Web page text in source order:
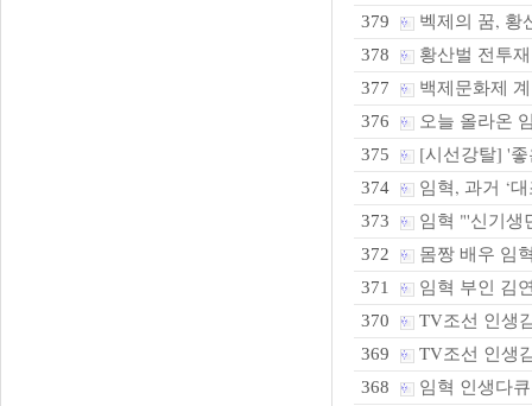
379 벡제의 꿈, 황
378 황산벌 전투
377 백제문화제
376 오늘 올라온
375 [시선강탈] '
374 임혁, 과거 ‘
373 임혁 "'신기생
372 몸짱 배우 임
371 임혁 부인 김
370 TV조선 인생
369 TV조선 인생
368 임혁 인생다